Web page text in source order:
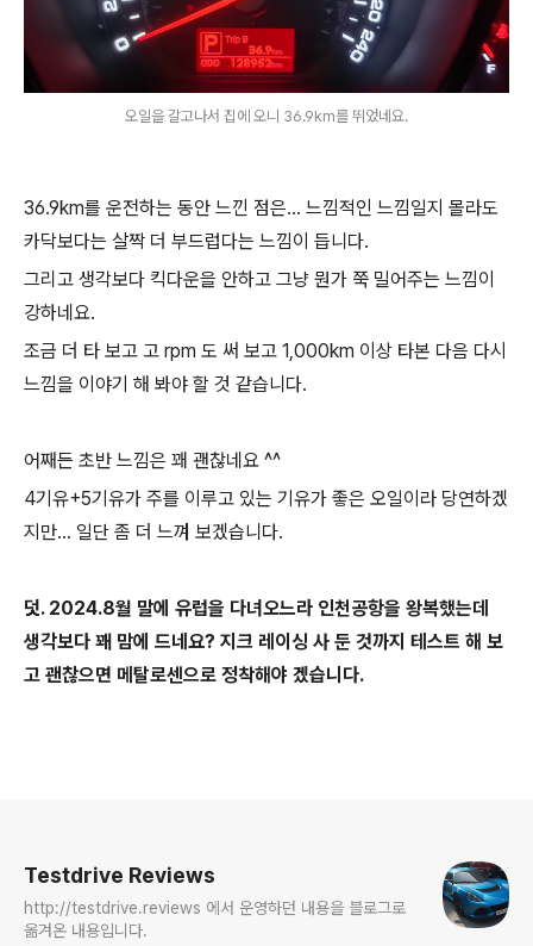
오일을 갈고나서 집에 오니 36.9km를 뛰었네요.
36.9km를 운전하는 동안 느낀 점은... 느낌적인 느낌일지 몰라도
카닥보다는 살짝 더 부드럽다는 느낌이 듭니다.
그리고 생각보다 킥다운을 안하고 그냥 뭔가 쭉 밀어주는 느낌이
강하네요.
조금 더 타 보고 고 rpm 도 써 보고 1,000km 이상 타본 다음 다시
느낌을 이야기 해 봐야 할 것 같습니다.
어째든 초반 느낌은 꽤 괜찮네요 ^^
4기유+5기유가 주를 이루고 있는 기유가 좋은 오일이라 당연하겠
지만... 일단 좀 더 느껴 보겠습니다.
덧. 2024.8월 말에 유럽을 다녀오느라 인천공항을 왕복했는데
생각보다 꽤 맘에 드네요? 지크 레이싱 사 둔 것까지 테스트 해 보
고 괜찮으면 메탈로센으로 정착해야 겠습니다.
Testdrive Reviews
http://testdrive.reviews 에서 운영하던 내용을 블로그로
옮겨온 내용입니다.